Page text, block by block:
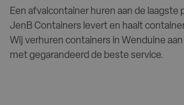
Een afvalcontainer huren aan de laagste
JenB Containers levert en haalt
Wij verhuren containers in Wenduine
met gegarandeerd de beste service.